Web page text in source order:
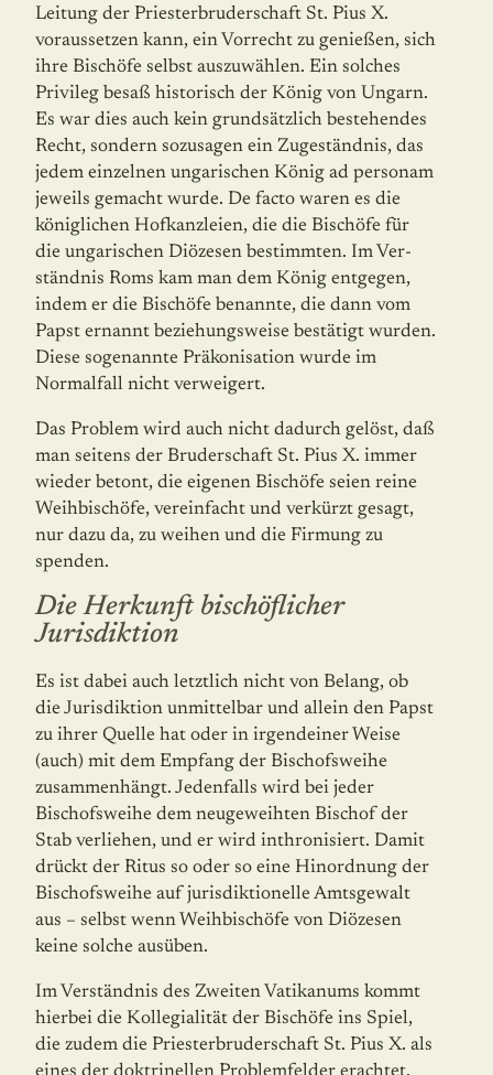
Leitung der Priesterbruderschaft St. Pius X.
voraussetzen kann, ein Vorrecht zu genießen, sich
ihre Bischöfe selbst auszuwählen. Ein solches
Privileg besaß historisch der König von Ungarn.
Es war dies auch kein grund­sätzlich bestehendes
Recht, sondern sozusagen ein Zugeständnis, das
jedem ein­zel­nen ungarischen König ad personam
jeweils gemacht wurde. De facto waren es die
könig­lichen Hofkanzleien, die die Bischöfe für
die ungarischen Diözesen bestimmten. Im Ver­
ständnis Roms kam man dem König entgegen,
indem er die Bischöfe benannte, die dann vom
Papst ernannt beziehungsweise bestätigt wurden.
Diese sogenannte Präkonisation wurde im
Normalfall nicht verweigert.
Das Problem wird auch nicht dadurch gelöst, daß
man seitens der Bruderschaft St. Pius X. immer
wieder betont, die eigenen Bischöfe seien reine
Weihbischöfe, vereinfacht und verkürzt gesagt,
nur dazu da, zu weihen und die Firmung zu
spenden.
Die Herkunft bischöflicher
Jurisdiktion
Es ist dabei auch letztlich nicht von Belang, ob
die Jurisdiktion unmittelbar und allein den Papst
zu ihrer Quelle hat oder in irgendeiner Weise
(auch) mit dem Empfang der Bischofsweihe
zusammenhängt. Jedenfalls wird bei jeder
Bischofsweihe dem neugeweih­ten Bischof der
Stab verliehen, und er wird inthronisiert. Damit
drückt der Ritus so oder so eine Hinordnung der
Bischofsweihe auf jurisdiktionelle Amtsgewalt
aus – selbst wenn Weihbischöfe von Diözesen
keine solche ausüben.
Im Verständnis des Zweiten Vatikanums kommt
hierbei die Kollegialität der Bischöfe ins Spiel,
die zudem die Priesterbruderschaft St. Pius X. als